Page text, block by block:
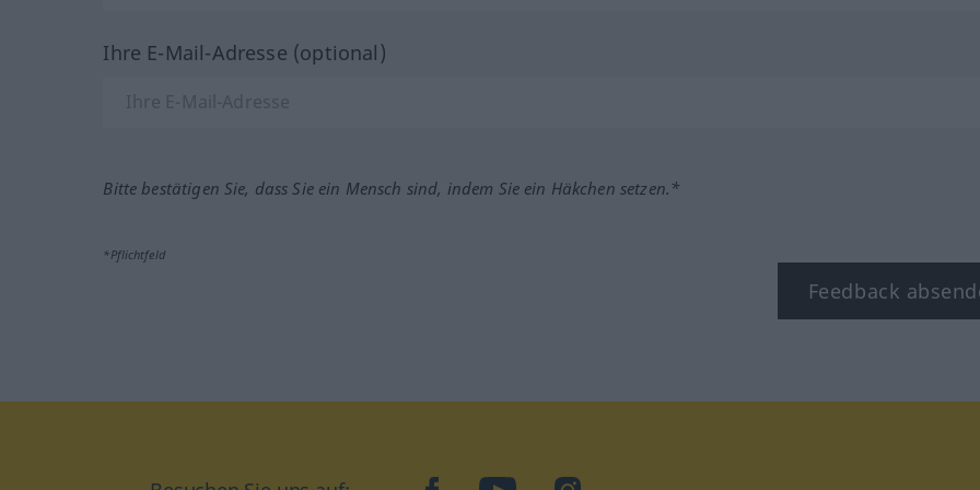
Ihre E-Mail-Adresse (optional)
Bitte bestätigen Sie, dass Sie ein Mensch sind, indem Sie ein Häkchen setzen.*
*Pflichtfeld
Feedback